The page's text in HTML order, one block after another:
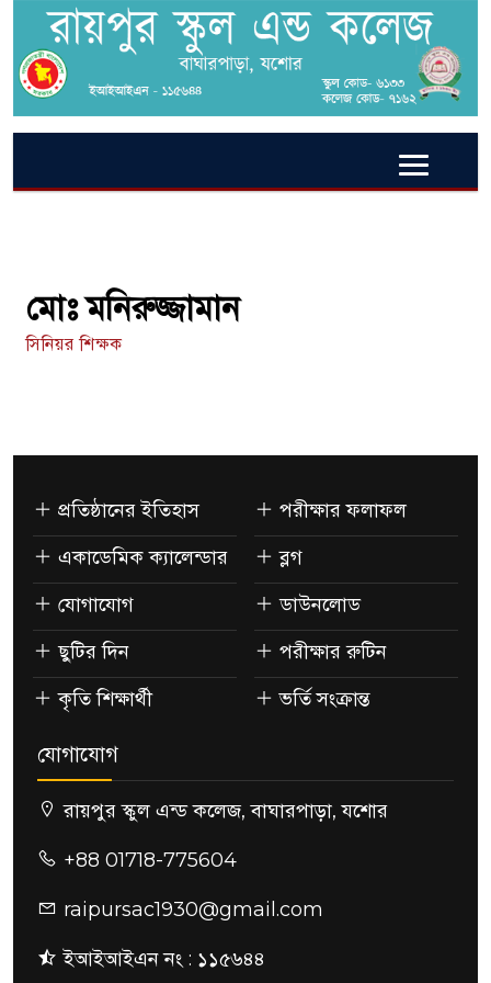
মোঃ মনিরুজ্জামান
সিনিয়র শিক্ষক
প্রতিষ্ঠানের ইতিহাস
একাডেমিক ক্যালেন্ডার
যোগাযোগ
ছুটির দিন
কৃতি শিক্ষার্থী
পরীক্ষার ফলাফল
ব্লগ
ডাউনলোড
পরীক্ষার রুটিন
ভর্তি সংক্রান্ত
যোগাযোগ
রায়পুর স্কুল এন্ড কলেজ, বাঘারপাড়া, যশোর
+88 01718-775604
raipursac1930@gmail.com
ইআইআইএন নং : ১১৫৬৪৪